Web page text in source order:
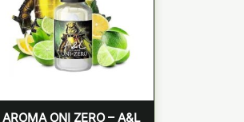
AROMA ONI ZERO – A&L